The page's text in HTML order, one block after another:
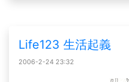
Life123 生活起義
2006-2-24 23:32